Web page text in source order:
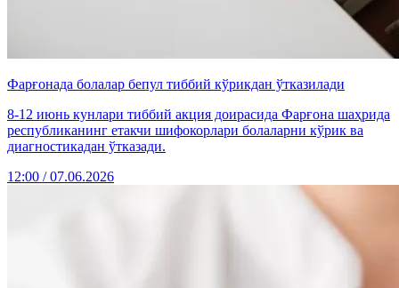
Фарғонада болалар бепул тиббий кўрикдан ўтказилади
8-12 июнь кунлари тиббий акция доирасида Фарғона шаҳрида
республиканинг етакчи шифокорлари болаларни кўрик ва
диагностикадан ўтказади.
12:00 / 07.06.2026